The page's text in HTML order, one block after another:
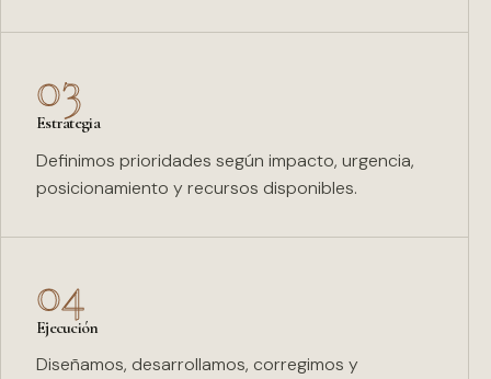
03
Estrategia
Definimos prioridades según impacto, urgencia,
posicionamiento y recursos disponibles.
04
Ejecución
Diseñamos, desarrollamos, corregimos y